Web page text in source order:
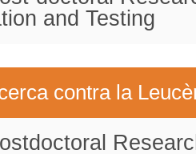
and Testing
contra la